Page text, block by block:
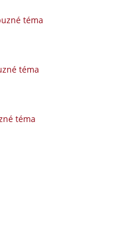
téma
téma
téma